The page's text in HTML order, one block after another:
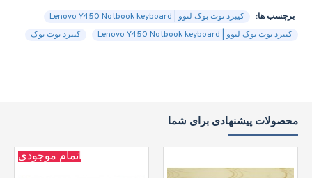
برچسب ها:
کیبرد نوت بوک لنوو | Lenovo Y450 Notbook keyboard
کیبرد نوت بوک لنوو | Lenovo Y450 Notbook keyboard
کیبرد نوت بوک
محصولات پیشنهادی برای شما
اتمام موجودی